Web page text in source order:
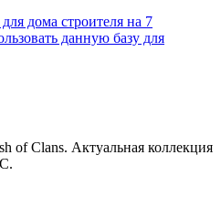
дома строителя на 7
данную базу для
of Clans. Актуальная коллекция